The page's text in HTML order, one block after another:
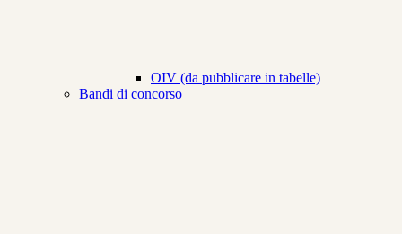
OIV (da pubblicare in tabelle)
Bandi di concorso